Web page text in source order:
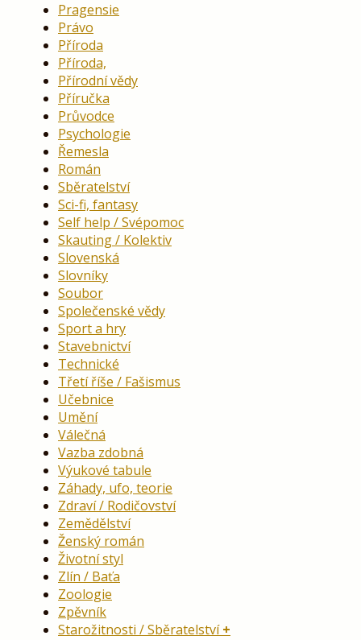
Pragensie
Právo
Příroda
Příroda,
Přírodní vědy
Příručka
Průvodce
Psychologie
Řemesla
Román
Sběratelství
Sci-fi, fantasy
Self help / Svépomoc
Skauting / Kolektiv
Slovenská
Slovníky
Soubor
Společenské vědy
Sport a hry
Stavebnictví
Technické
Třetí říše / Fašismus
Učebnice
Umění
Válečná
Vazba zdobná
Výukové tabule
Záhady, ufo, teorie
Zdraví / Rodičovství
Zemědělství
Ženský román
Životní styl
Zlín / Baťa
Zoologie
Zpěvník
Starožitnosti / Sběratelství